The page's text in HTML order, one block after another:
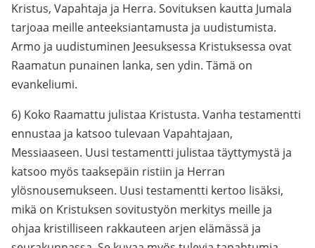
Kristus, Vapahtaja ja Herra. Sovituksen kautta Jumala
tarjoaa meille anteeksiantamusta ja uudistumista.
Armo ja uudistuminen Jeesuksessa Kristuksessa ovat
Raamatun punainen lanka, sen ydin. Tämä on
evankeliumi.
6) Koko Raamattu julistaa Kristusta. Vanha testamentti
ennustaa ja katsoo tulevaan Vapahtajaan,
Messiaaseen. Uusi testamentti julistaa täyttymystä ja
katsoo myös taaksepäin ristiin ja Herran
ylösnousemukseen. Uusi testamentti kertoo lisäksi,
mikä on Kristuksen sovitustyön merkitys meille ja
ohjaa kristilliseen rakkauteen arjen elämässä ja